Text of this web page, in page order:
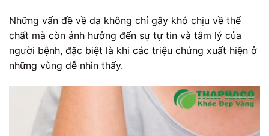
Những vấn đề về da không chỉ gây khó chịu về thể
chất mà còn ảnh hưởng đến sự tự tin và tâm lý của
người bệnh, đặc biệt là khi các triệu chứng xuất hiện ở
những vùng dễ nhìn thấy.